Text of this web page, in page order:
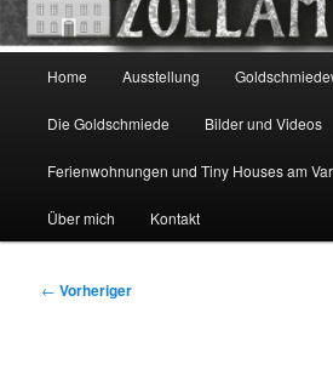
Home Ausstellung
Die Goldschmiede Bilder und Videos
Ferienwohnungen und Tiny Houses am
Über mich Kontakt
Beitragsnavigation
← Vorheriger